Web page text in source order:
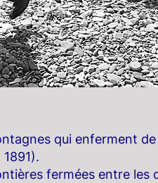
qui enferment
fermées entre